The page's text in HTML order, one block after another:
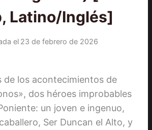
Latino/Inglés]
el 23 de febrero de 2026
de los acontecimientos de
dos héroes improbables
un joven e ingenuo,
Ser Duncan el Alto, y